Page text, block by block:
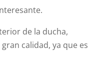
de la ducha,
calidad, ya que es